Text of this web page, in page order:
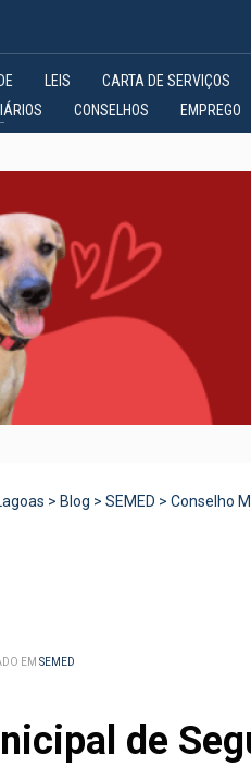
LEIS CARTA DE SERVIÇOS
CONSELHOS EMPREGO
> Blog > SEMED > Conselho
EM SEMED
de